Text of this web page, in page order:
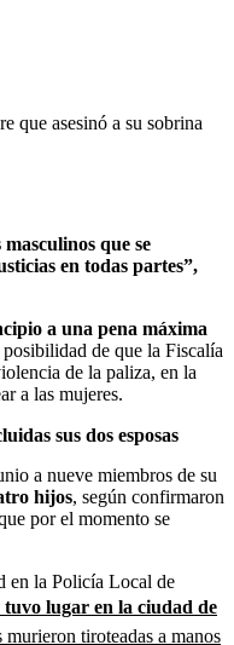
que asesinó a su sobrina
que se
en todas partes”,
a una pena máxima
de que la Fiscalía
de la paliza, en la
a las mujeres.
sus dos esposas
a nueve miembros de su
hijos, según confirmaron
por el momento se
en la Policía Local de
tuvo lugar en la ciudad de
tiroteadas a manos